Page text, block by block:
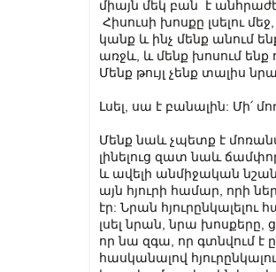
միայն մեկ բան է
Հիսուսի խոսքը լսելու
կանք և ինչ մենք անում
առջև, և մենք խոսում ենք
Մենք թույլ չենք տալիս
Լսել, սա է բանալին: Մի՛
Մենք նաև չպետք է
լինելուց զատ նաև
և ավելի անմիջական
այն հյուրի համար, որի
էր: Նրան
լսել նրան, նրա խոսքերը,
որ նա զգա, որ գտնվում է
հասկանալով